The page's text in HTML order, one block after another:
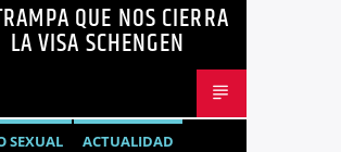
CALDERÓN
LIBRE COMERCIO
NOTICIAS ECUADOR
QUE NOS CIERRA
LA VISA SCHENGEN
SEXUAL
ACTUALIDAD